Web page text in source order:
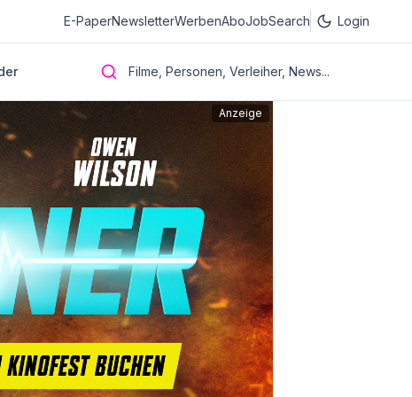
E-PaperNewsletterWerbenAboJobSearch Login
Filme, Personen, Verleiher, News...
Anzeige